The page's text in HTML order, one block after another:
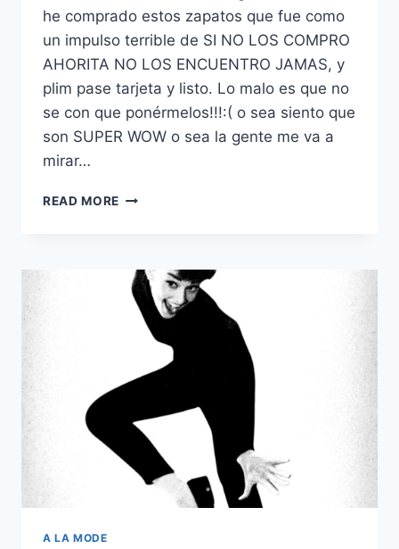
he comprado estos zapatos que fue como
un impulso terrible de SI NO LOS COMPRO
AHORITA NO LOS ENCUENTRO JAMAS, y
plim pase tarjeta y listo. Lo malo es que no
se con que ponérmelos!!!:( o sea siento que
son SUPER WOW o sea la gente me va a
mirar…
READ MORE CÓMO
LLAMATIVOS
A LA MODE